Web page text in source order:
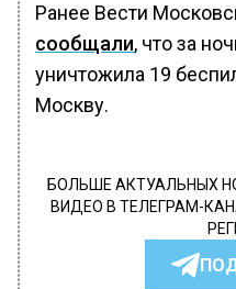
Ранее Вести
сообщали, что за
уничтожила 19
Москву.
БОЛЬШЕ АКТУАЛЬНЫХ
ВИДЕО В ТЕЛЕГРАМ-